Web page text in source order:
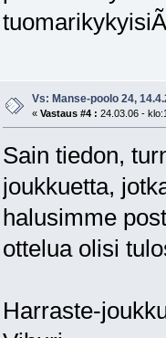
Vs: Manse-poolo 24,
« Vastaus #4 : 24.03.06 -
Sain tiedon,
joukkuetta,
halusimme
ottelua olisi
Harraste-